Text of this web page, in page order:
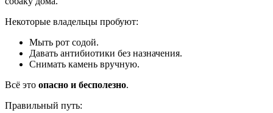
Некоторые владельцы пробуют:
Мыть рот содой.
Давать антибиотики без назначения.
Снимать камень вручную.
Всё это опасно и бесполезно.
Правильный путь: